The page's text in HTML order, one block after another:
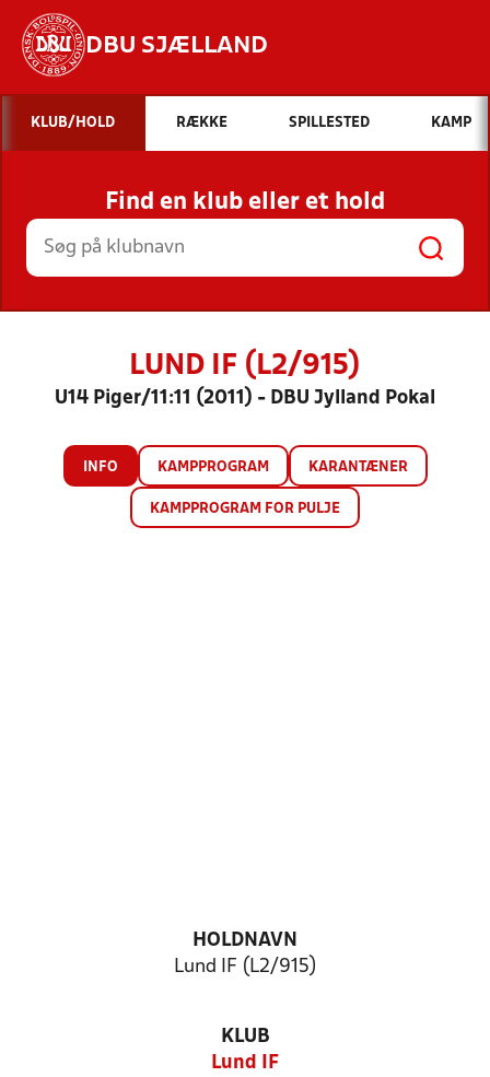
DBU SJÆLLAND
Hvad vil du søge efter?
INDHOLD OG NYHEDER
STILLINGER, RESULTATER, KLUBBER OG
HOLD
KLUB/HOLD RÆKKE SPILLESTED KAMP
Find en klub eller et hold
LUND IF (L2/915)
U14 Piger/11:11 (2011) - DBU Jylland Pokal
INFO KAMPPROGRAM KARANTÆNER
KAMPPROGRAM FOR PULJE
HOLDNAVN
Lund IF (L2/915)
KLUB
Lund IF